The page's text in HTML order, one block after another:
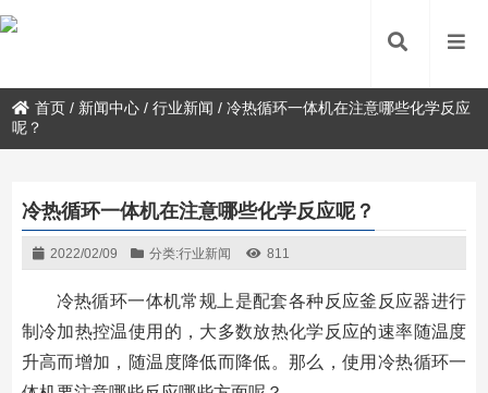
首页 / 新闻中心 /行业新闻 /冷热循环一体机在注意哪些化学反应
呢？
冷热循环一体机在注意哪些化学反应呢？
2022/02/09 分类:行业新闻 811
冷热循环一体机常规上是配套各种反应釜反应器进行
制冷加热控温使用的，大多数放热化学反应的速率随温度
升高而增加，随温度降低而降低。那么，使用冷热循环一